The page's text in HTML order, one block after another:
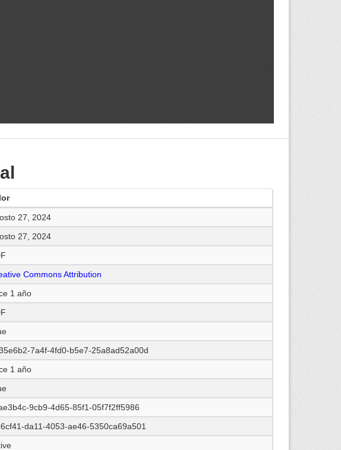
27, 2024
27, 2024
Commons Attribution
1 año
7a4f-4fd0-b5e7-25a8ad52a00d
1 año
9cb9-4d65-85f1-05f7f2ff5986
da11-4053-ae46-5350ca69a501